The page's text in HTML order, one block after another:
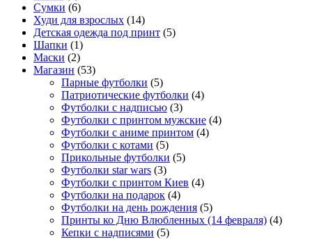
Сумки (6)
Худи для взрослых (14)
Детская одежда под принт (5)
Шапки (1)
Маски (2)
Магазин (53)
Парные футболки (5)
Патриотические футболки (4)
Футболки с надписью (3)
Футболки с принтом мужские (4)
Футболки с аниме принтом (4)
Футболки с котами (5)
Прикольные футболки (5)
Футболки star wars (3)
Футболки с принтом Киев (4)
Футболки на подарок (4)
Футболки на день рождения (5)
Принты ко Дню Влюбленных (14 февраля) (4)
Кепки с надписями (5)